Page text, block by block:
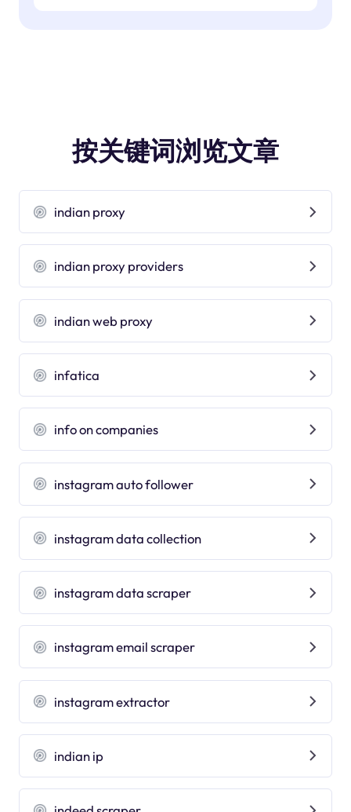
按关键词浏览文章
indian proxy
indian proxy providers
indian web proxy
infatica
info on companies
instagram auto follower
instagram data collection
instagram data scraper
instagram email scraper
instagram extractor
indian ip